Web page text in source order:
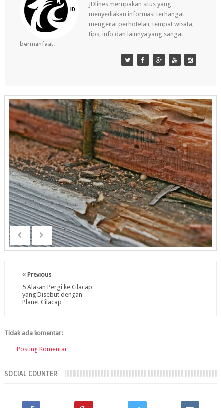
JDlines merupakan situs yang
menyediakan informasi terhangat
mengenai perhotelan, tempat wisata,
tips, info dan lainnya yang sangat
bermanfaat.
Previous
5 Alasan Pergi ke Cilacap
yang Disebut dengan
Planet Cilacap
Tidak ada komentar:
Posting Komentar
SOCIAL COUNTER